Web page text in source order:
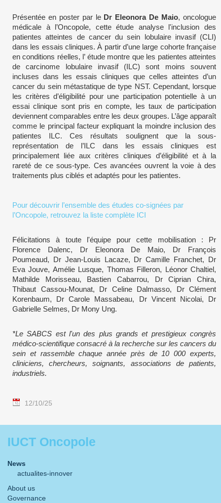
Présentée en poster par le Dr Eleonora De Maio, oncologue
médicale à l’Oncopole, cette étude analyse l'inclusion des
patientes atteintes de cancer du sein lobulaire invasif (CLI)
dans les essais cliniques. À partir d’une large cohorte française
en conditions réelles, l’ étude montre que les patientes atteintes
de carcinome lobulaire invasif (ILC) sont moins souvent
incluses dans les essais cliniques que celles atteintes d’un
cancer du sein métastatique de type NST. Cependant, lorsque
les critères d’éligibilité pour une participation potentielle à un
essai clinique sont pris en compte, les taux de participation
deviennent comparables entre les deux groupes. L’âge apparaît
comme le principal facteur expliquant la moindre inclusion des
patientes ILC. Ces résultats soulignent que la sous-
représentation de l’ILC dans les essais cliniques est
principalement liée aux critères cliniques d’éligibilité et à la
rareté de ce sous-type. Ces avancées ouvrent la voie à des
traitements plus ciblés et adaptés pour les patientes.
Pour découvrir l’ensemble des études co-signées par
l’Oncopole, retrouvez la liste complète ICI
Félicitations à toute l'équipe pour cette mobilisation : Pr
Florence Dalenc, Dr Eleonora De Maio, Dr François
Poumeaud, Dr Jean-Louis Lacaze, Dr Camille Franchet, Dr
Eva Jouve, Amélie Lusque, Thomas Filleron, Léonor Chaltiel,
Mathilde Morisseau, Bastien Cabarrou, Dr Ciprian Chira,
Thibaut Cassou-Mounat, Dr Celine Dalmasso, Dr Clément
Korenbaum, Dr Carole Massabeau, Dr Vincent Nicolai, Dr
Gabrielle Selmes, Dr Mony Ung.
*Le SABCS est l'un des plus grands et prestigieux congrès
médico-scientifique consacré à la recherche sur les cancers du
sein et rassemble chaque année près de 10 000 experts,
cliniciens, chercheurs, soignants, associations de patients,
industriels.
12/10/25
IUCT Oncopole
News
actualites-innover
About us
Governance